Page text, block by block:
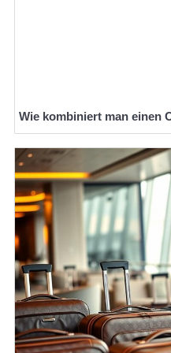
Wie kombiniert man einen